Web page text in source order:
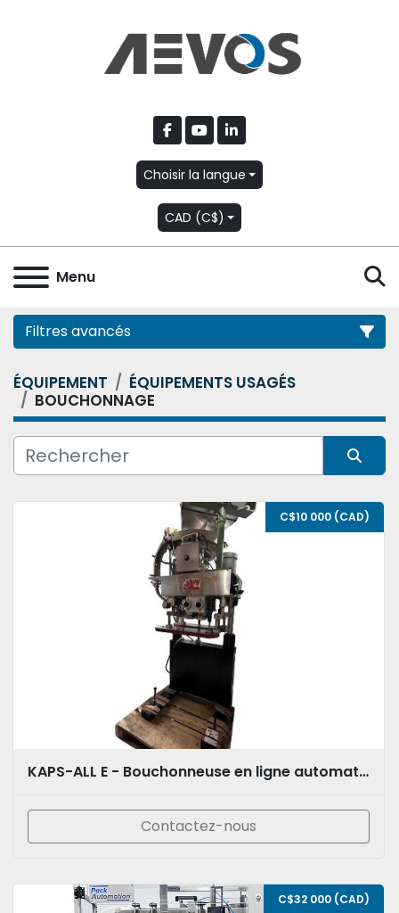
facebook
youtubelinkedin
Choisir la langue
CAD (C$)
Menu
Filtres avancés
Catégorie
Condition
ÉQUIPEMENT
ÉQUIPEMENTS USAGÉS
BOUCHONNAGE
C$10 000 (CAD)
KAPS-ALL E - Bouchonneuse en ligne automatique avec bol vibrant
Contactez-nous
C$32 000 (CAD)